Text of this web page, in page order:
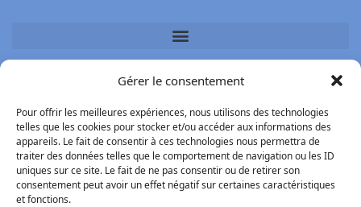
Gérer le consentement
Pour offrir les meilleures expériences, nous utilisons des technologies
telles que les cookies pour stocker et/ou accéder aux informations des
appareils. Le fait de consentir à ces technologies nous permettra de
traiter des données telles que le comportement de navigation ou les ID
uniques sur ce site. Le fait de ne pas consentir ou de retirer son
consentement peut avoir un effet négatif sur certaines caractéristiques
et fonctions.
BrestPort (Siège) Port de Brest
1, rue de Kiel, 29200 Brest
Crédits photos : BrestPort, Flowindus, Egis, Atelier de
l’Ile